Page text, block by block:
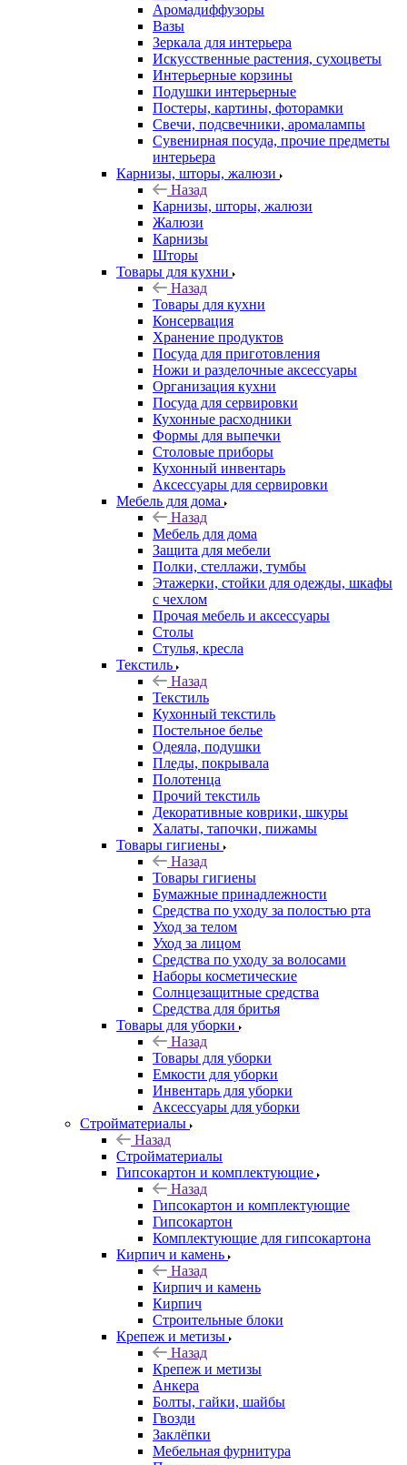
Аромадиффузоры
Вазы
Зеркала для интерьера
Искусственные растения, сухоцветы
Интерьерные корзины
Подушки интерьерные
Постеры, картины, фоторамки
Свечи, подсвечники, аромалампы
Сувенирная посуда, прочие предметы
интерьера
Карнизы, шторы, жалюзи
Назад
Карнизы, шторы, жалюзи
Жалюзи
Карнизы
Шторы
Товары для кухни
Назад
Товары для кухни
Консервация
Хранение продуктов
Посуда для приготовления
Ножи и разделочные аксессуары
Организация кухни
Посуда для сервировки
Кухонные расходники
Формы для выпечки
Столовые приборы
Кухонный инвентарь
Аксессуары для сервировки
Мебель для дома
Назад
Мебель для дома
Защита для мебели
Полки, стеллажи, тумбы
Этажерки, стойки для одежды, шкафы
с чехлом
Прочая мебель и аксессуары
Столы
Стулья, кресла
Текстиль
Назад
Текстиль
Кухонный текстиль
Постельное белье
Одеяла, подушки
Пледы, покрывала
Полотенца
Прочий текстиль
Декоративные коврики, шкуры
Халаты, тапочки, пижамы
Товары гигиены
Назад
Товары гигиены
Бумажные принадлежности
Средства по уходу за полостью рта
Уход за телом
Уход за лицом
Средства по уходу за волосами
Наборы косметические
Солнцезащитные средства
Средства для бритья
Товары для уборки
Назад
Товары для уборки
Емкости для уборки
Инвентарь для уборки
Аксессуары для уборки
Стройматериалы
Назад
Стройматериалы
Гипсокартон и комплектующие
Назад
Гипсокартон и комплектующие
Гипсокартон
Комплектующие для гипсокартона
Кирпич и камень
Назад
Кирпич и камень
Кирпич
Строительные блоки
Крепеж и метизы
Назад
Крепеж и метизы
Анкера
Болты, гайки, шайбы
Гвозди
Заклёпки
Мебельная фурнитура